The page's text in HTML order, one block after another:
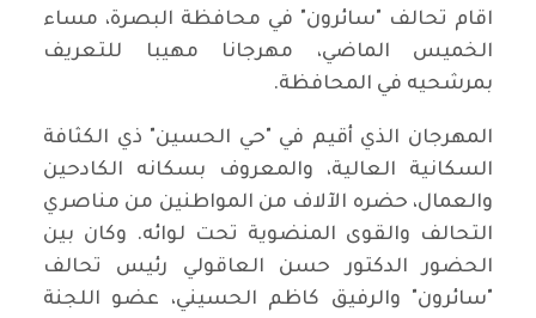
اقام تحالف "سائرون" في محافظة البصرة، مساء
الخميس الماضي، مهرجانا مهيبا للتعريف
بمرشحيه في المحافظة.
المهرجان الذي أقيم في "حي الحسين" ذي الكثافة
السكانية العالية، والمعروف بسكانه الكادحين
والعمال، حضره الآلاف من المواطنين من مناصري
التحالف والقوى المنضوية تحت لوائه. وكان بين
الحضور الدكتور حسن العاقولي رئيس تحالف
"سائرون" والرفيق كاظم الحسيني، عضو اللجنة